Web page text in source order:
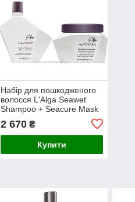
Набір для пошкодженого
волосся L'Alga Seawet
Shampoo + Seacure Mask
2 670₴
Купити